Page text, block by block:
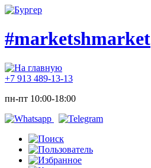
#marketshmarket
+7 913 489-13-13
пн-пт 10:00-18:00